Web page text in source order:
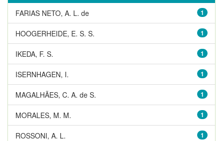
1
FARIAS NETO, A. L. de
1
HOOGERHEIDE, E. S. S.
1
IKEDA, F. S.
1
ISERNHAGEN, I.
1
MAGALHÃES, C. A. de S.
1
MORALES, M. M.
1
ROSSONI, A. L.